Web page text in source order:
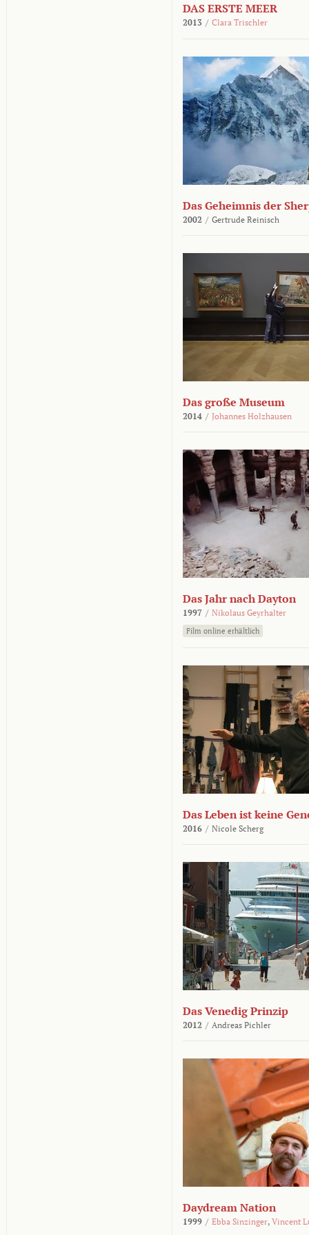
DAS ERSTE MEER
2013 / Clara Trischler
Das Geheimnis der
2002 / Gertrude Reinisch
Das große Museum
2014 / Johannes Holzhausen
Das Jahr nach Dayton
1997 / Nikolaus Geyrhalter
Film online erhältlich
Das Leben ist keine
2016 / Nicole Scherg
Das Venedig Prinzip
2012 / Andreas Pichler
Daydream Nation
1999 / Ebba Sinzinger, Vincent